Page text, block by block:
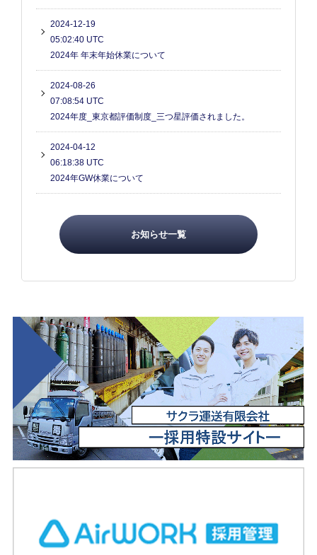
2024-12-19
05:02:40 UTC
2024年 年末年始休業について
2024-08-26
07:08:54 UTC
2024年度_東京都評価制度_三つ星評価されました。
2024-04-12
06:18:38 UTC
2024年GW休業について
お知らせ一覧